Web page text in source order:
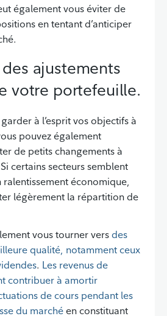
également vous éviter de
en tentant d’anticiper
ajustements
votre portefeuille.
à l’esprit vos objectifs à
pouvez également
de petits changements à
certains secteurs semblent
ralentissement économique,
légèrement la répartition de
vous tourner versdes
qualité, notamment ceux
. Les revenus de
contribuer à amortir
de cours pendant les
du marché en constituant